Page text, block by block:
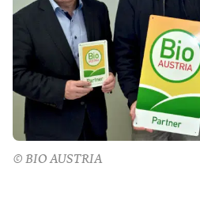
© BIO AUSTRIA